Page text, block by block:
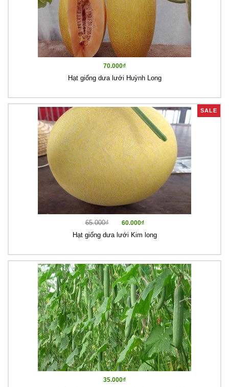
70.000₫
Hạt giống dưa lưới Huỳnh Long
SALE
65.000₫ 60.000₫
Hạt giống dưa lưới Kim long
35.000₫